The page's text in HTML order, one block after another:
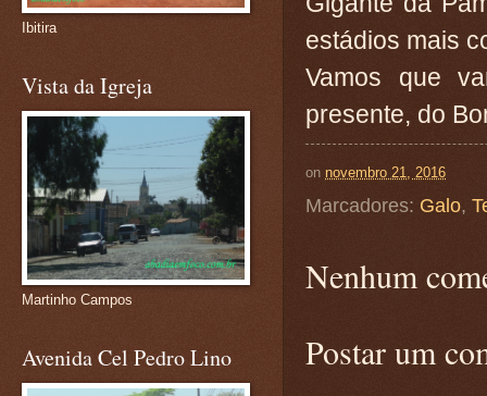
estádios mais
Vamos que
presente, do
on novembro 21, 2016
Marcadores: Galo,
Nenhum
Postar um
Ibitira
Vista da Igreja
Martinho Campos
Avenida Cel Pedro Lino